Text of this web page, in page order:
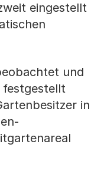
eingestellt
und
festgestellt
in